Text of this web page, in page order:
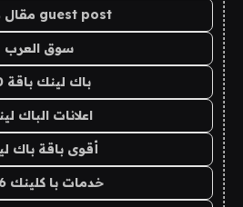
guest post مقال ضيف
سوق العرب
باك لينك باقة 20
اعلانات الباك
أقوى باقة باك
خدمات با كلينك 2026